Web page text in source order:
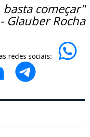
basta começar"
- Glauber Rocha
redes sociais: